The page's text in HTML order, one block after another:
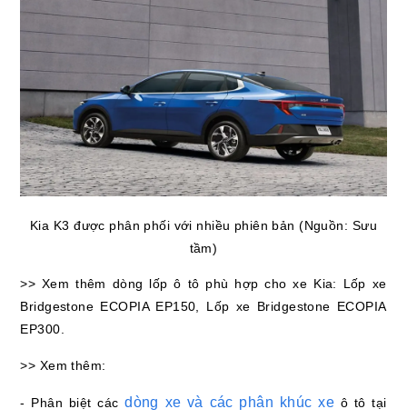
Kia K3 được phân phối với nhiều phiên bản (Nguồn: Sưu
tầm)
>> Xem thêm dòng lốp ô tô phù hợp cho xe Kia: Lốp xe
Bridgestone ECOPIA EP150, Lốp xe Bridgestone ECOPIA
EP300.
>> Xem thêm:
- Phân biệt các dòng xe và các phân khúc xe ô tô tại